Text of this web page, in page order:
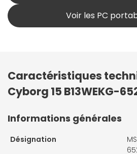
Voir les PC
Caractéristiques
Cyborg 15 B13WEKG-
Informations générales
Désignation